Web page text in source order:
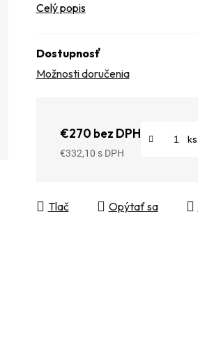
Celý popis
Dostupnosť
Možnosti doručenia
€270 bez DPH
€332,10
Tlač Opýtať sa